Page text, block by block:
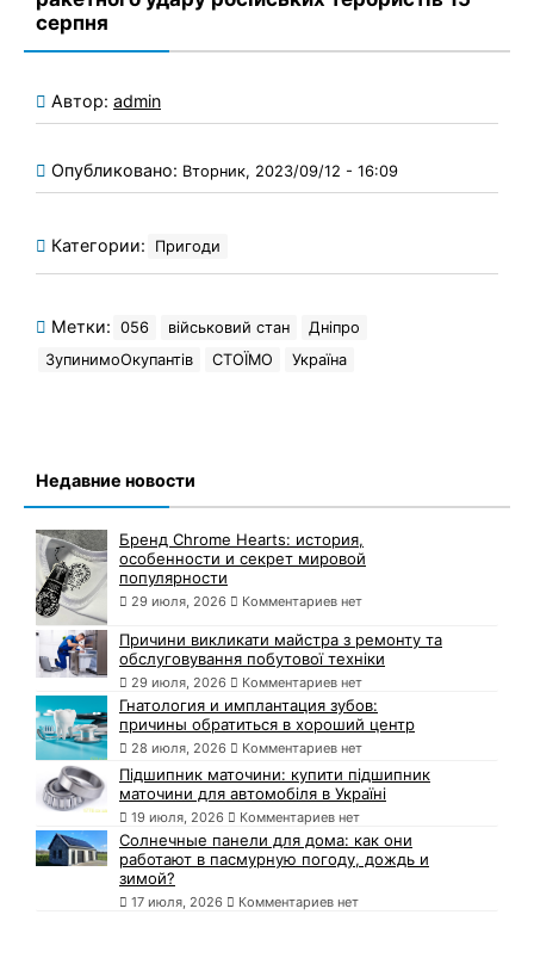
серпня
Автор: admin
Опубликовано: Вторник, 2023/09/12 - 16:09
Категории: Пригоди
Метки: 056 військовий стан
Дніпро
ЗупинимоОкупантів
СТОЇМО Україна
Недавние новости
Бренд Chrome Hearts: история,
особенности и секрет мировой
популярности
29 июля, 2026 Комментариев нет
Причини викликати майстра з ремонту та
обслуговування побутової техніки
29 июля, 2026 Комментариев нет
Гнатология и имплантация зубов:
причины обратиться в хороший центр
28 июля, 2026 Комментариев нет
Підшипник маточини: купити підшипник
маточини для автомобіля в Україні
19 июля, 2026 Комментариев нет
Солнечные панели для дома: как они
работают в пасмурную погоду, дождь и
зимой?
17 июля, 2026 Комментариев нет